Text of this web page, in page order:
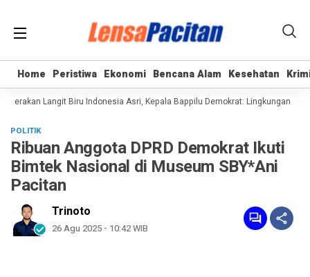
Home Peristiwa Ekonomi Bencana Alam Kesehatan
Home Peristiwa Ekonomi Bencana Alam Kesehatan
Langit Biru Indonesia Asri, Kepala Bappilu Demokrat: Lingkungan
POLITIK
Ribuan Anggota DPRD Demokrat Ikuti
Bimtek Nasional di Museum SBY*Ani
Pacitan
Trinoto
26 Agu 2025 - 10:42 WIB